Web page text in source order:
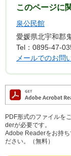
このページに
泉公民館
愛媛県北宇和郡
Tel：0895-47-
メールでのお問
PDF形式のファイルを
derが必要です。
Adobe Readerをお持ち
ださい。（無料）